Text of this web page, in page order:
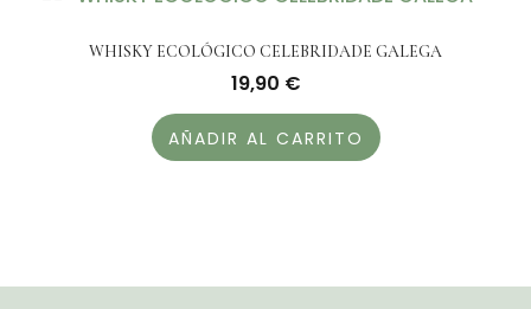
WHISKY ECOLÓGICO CELEBRIDADE GALEGA
19,90 €
AÑADIR AL CARRITO